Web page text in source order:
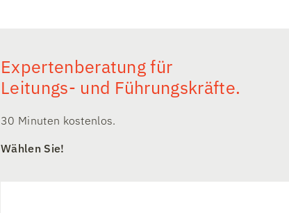
Expertenberatung für
Leitungs- und Führungskräfte.
30 Minuten kostenlos.
Wählen Sie!